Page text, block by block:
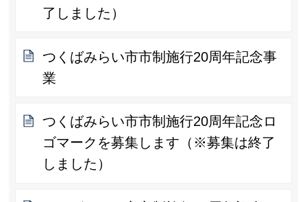
了しました）
つくばみらい市市制施行20周年記念事
業
つくばみらい市市制施行20周年記念ロ
ゴマークを募集します（※募集は終了
しました）